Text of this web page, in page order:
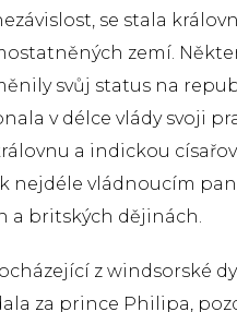
se stala
zemí.
svůj status na
v délce vlády svoji
a indickou
nejdéle vládnoucím
a britských dějinách.
z windsorské
za prince Philipa,